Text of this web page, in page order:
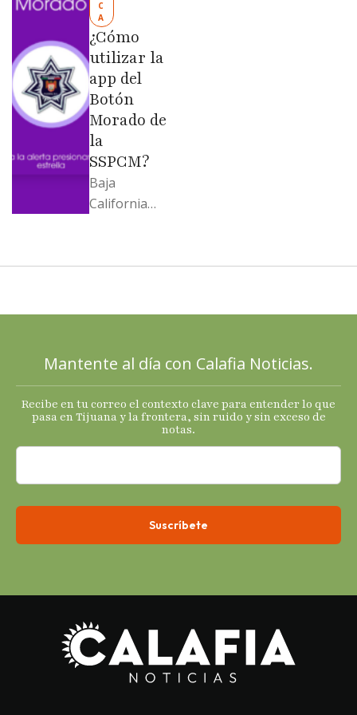
Evangelina
Moreno no
soportó; Los
…
C
A
¿Cómo
utilizar la
app del
Botón
Morado de
la
SSPCM?
Baja
California
2025 con
termómetro
s
económicos.
Mantente al día con Calafia Noticias.
Recibe en tu correo el contexto clave para entender lo que
pasa en Tijuana y la frontera, sin ruido y sin exceso de
notas.